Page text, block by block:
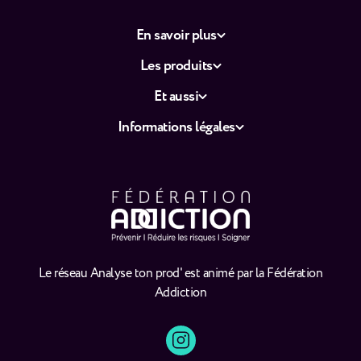
Le réseau Analyse ton prod' est animé par la Fédération
Addiction
En savoir plus
Les produits
Et aussi
Informations légales